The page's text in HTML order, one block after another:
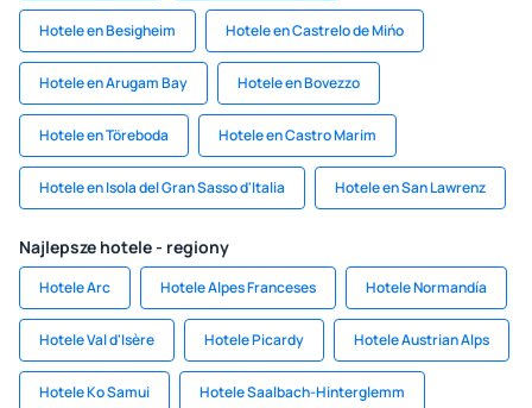
Hotele en Besigheim Hotele en Castrelo de Mińo
Hotele en Arugam Bay Hotele en Bovezzo
Hotele en Töreboda Hotele en Castro Marim
Hotele en Isola del Gran Sasso d'Italia Hotele en San Lawrenz
Najlepsze hotele - regiony
Hotele Arc Hotele Alpes Franceses Hotele Normandía
Hotele Val d'Isère Hotele Picardy Hotele Austrian Alps
Hotele Ko Samui Hotele Saalbach-Hinterglemm